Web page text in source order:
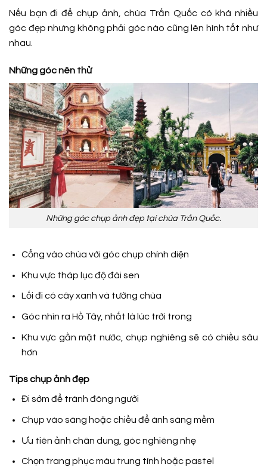
Nếu bạn đi để chụp ảnh, chùa Trấn Quốc có khá nhiều
góc đẹp nhưng không phải góc nào cũng lên hình tốt như
nhau.
Những góc nên thử
Những góc chụp ảnh đẹp tại chùa Trấn Quốc.
Cổng vào chùa với góc chụp chính diện
Khu vực tháp lục độ đài sen
Lối đi có cây xanh và tường chùa
Góc nhìn ra Hồ Tây, nhất là lúc trời trong
Khu vực gần mặt nước, chụp nghiêng sẽ có chiều sâu
hơn
Tips chụp ảnh đẹp
Đi sớm để tránh đông người
Chụp vào sáng hoặc chiều để ánh sáng mềm
Ưu tiên ảnh chân dung, góc nghiêng nhẹ
Chọn trang phục màu trung tính hoặc pastel